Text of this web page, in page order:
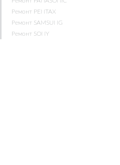
Ремонт PENTAX
Ремонт SAMSUNG
Ремонт SONY